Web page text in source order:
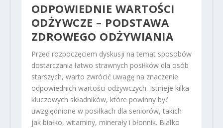
ODPOWIEDNIE WARTOŚCI
ODŻYWCZE – PODSTAWA
ZDROWEGO ODŻYWIANIA
Przed rozpoczęciem dyskusji na temat sposobów
dostarczania łatwo strawnych posiłków dla osób
starszych, warto zwrócić uwagę na znaczenie
odpowiednich wartości odżywczych. Istnieje kilka
kluczowych składników, które powinny być
uwzględnione w posiłkach dla seniorów, takich
jak białko, witaminy, minerały i błonnik. Białko